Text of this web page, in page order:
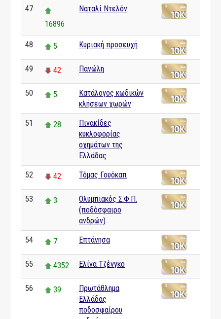
47
16896
Ναταλί Ντελόν
48 5 Κυριακή προσευχή
49 42 Πανώλη
50 5
Κατάλογος κωδικών
κλήσεων χωρών
51 28
Πινακίδες
κυκλοφορίας
οχημάτων της
Ελλάδας
52 42 Τόμας Γουόκαπ
53 3
Ολυμπιακός Σ.Φ.Π.
(ποδόσφαιρο
ανδρών)
54 7 Επτάνησα
55 4352 Ελίνα Τζένγκο
56 39
Πρωτάθλημα
Ελλάδας
ποδοσφαίρου